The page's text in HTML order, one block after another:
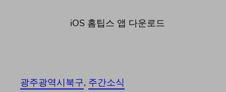
iOS 홈팁스 앱 다운로드
광주광역시북구, 주간소식